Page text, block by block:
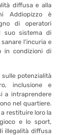
diffusa e alla
Addiopizzo è
di operatori
suo sistema di
l’incuria e
in condizioni di
potenzialità
inclusione e
a intraprendere
nel quartiere.
restituire loro la
e lo sport,
illegalità diffusa